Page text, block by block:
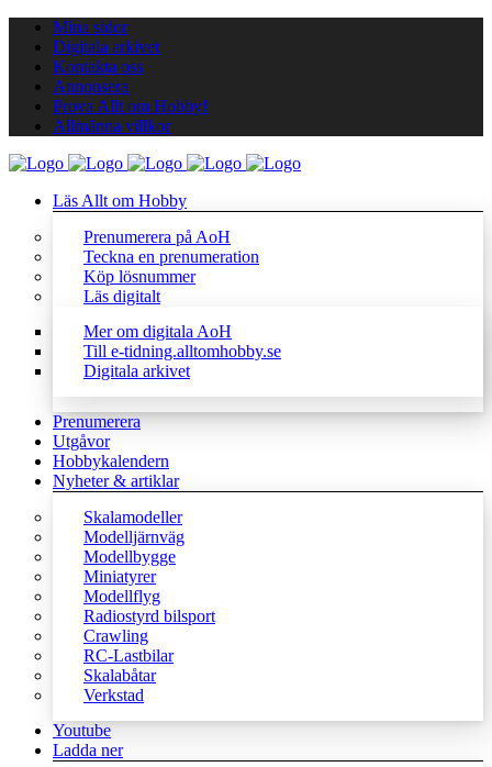
Mina sidor
Digitala arkivet
Kontakta oss
Annonsera
Prova Allt om Hobby!
Allmänna villkor
Läs Allt om Hobby
Prenumerera på AoH
Teckna en prenumeration
Köp lösnummer
Läs digitalt
Mer om digitala AoH
Till e-tidning.alltomhobby.se
Digitala arkivet
Prenumerera
Utgåvor
Hobbykalendern
Nyheter & artiklar
Skalamodeller
Modelljärnväg
Modellbygge
Miniatyrer
Modellflyg
Radiostyrd bilsport
Crawling
RC-Lastbilar
Skalabåtar
Verkstad
Youtube
Ladda ner